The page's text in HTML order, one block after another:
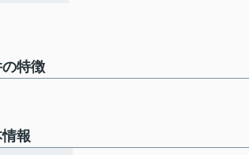
特徴
報